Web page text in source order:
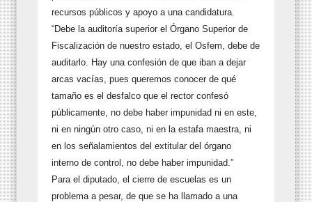
recursos públicos y apoyo a una candidatura.
“Debe la auditoría superior el Órgano Superior de
Fiscalización de nuestro estado, el Osfem, debe de
auditarlo. Hay una confesión de que iban a dejar
arcas vacías, pues queremos conocer de qué
tamaño es el desfalco que el rector confesó
públicamente, no debe haber impunidad ni en este,
ni en ningún otro caso, ni en la estafa maestra, ni
en los señalamientos del extitular del órgano
interno de control, no debe haber impunidad.”
Para el diputado, el cierre de escuelas es un
problema a pesar, de que se ha llamado a una